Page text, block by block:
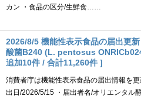
カン ・食品の区分/生鮮食……
2026/8/5 機能性表示食品の届出更
酸菌B240 (L. pentosus
追加10件 / 合計11,260件 ]
消費者庁は機能性表示食品の届出情報を
出日/2026/5/15 ・届出者名/オリエンタル